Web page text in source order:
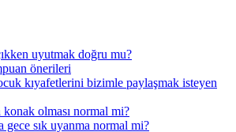
uyutmak doğru mu?
önerileri
kıyafetlerini bizimle paylaşmak isteyen
konak olması normal mi?
gece sık uyanma normal mi?